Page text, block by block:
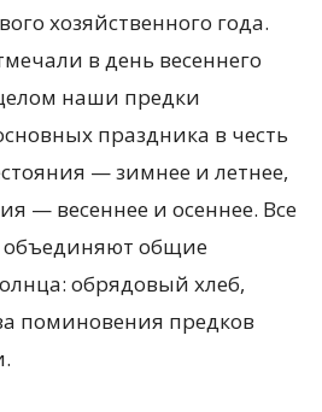
хозяйственного года.
в день весеннего
наши предки
праздника в честь
— зимнее и летнее,
— весеннее и осеннее. Все
объединяют общие
обрядовый хлеб,
поминовения предков